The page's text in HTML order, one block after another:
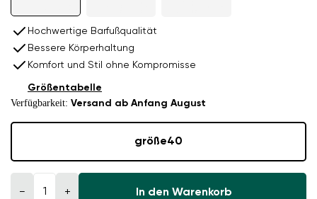
Hochwertige Barfußqualität
Bessere Körperhaltung
Komfort und Stil ohne Kompromisse
Verfügbarkeit: Versand ab Anfang August
Größentabelle
größe40
− + In den Warenkorb